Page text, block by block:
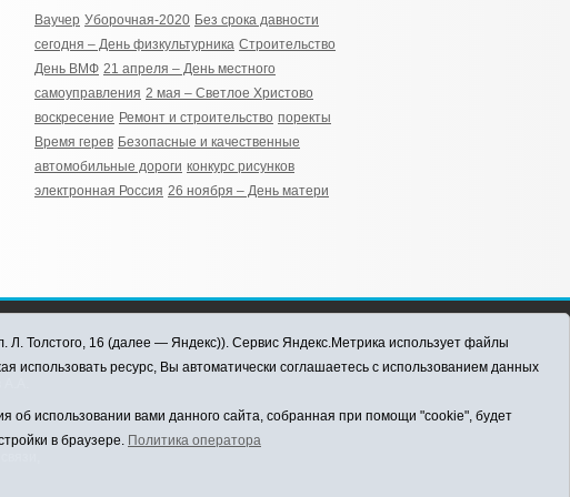
Ваучер Уборочная-2020 Без срока давности
сегодня – День физкультурника Строительство
День ВМФ 21 апреля – День местного
самоуправления 2 мая – Светлое Христово
воскресение Ремонт и строительство поректы
Время герев Безопасные и качественные
автомобильные дороги конкурс рисунков
электронная Россия 26 ноября – День матери
Л. Толстого, 16 (далее — Яндекс)). Сервис Яндекс.Метрика использует файлы
использовать ресурс, Вы автоматически соглашаетесь с использованием данных
использовании вами данного сайта, собранная при помощи "cookie", будет
в браузере. Политика оператора